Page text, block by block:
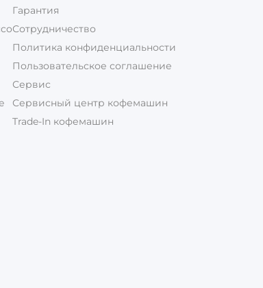
Гарантия
Сотрудничество
Политика конфиденциальности
Пользовательское соглашение
Сервис
Сервисный центр кофемашин
Trade-In кофемашин